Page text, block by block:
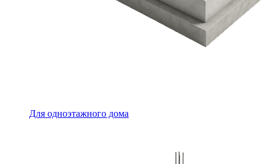
Для одноэтажного дома